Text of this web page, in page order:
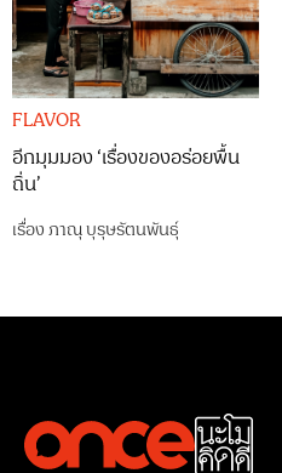
FLAVOR
อีกมุมมอง ‘เรื่องของอร่อยพื้น
ถิ่น’
เรื่องภาณุ บุรุษรัตนพันธุ์